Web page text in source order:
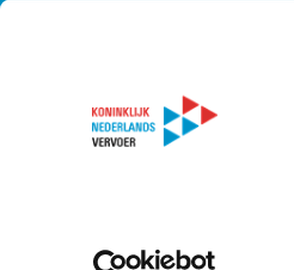
T070 349 09 21
© Copyright 2025 Koninklijk